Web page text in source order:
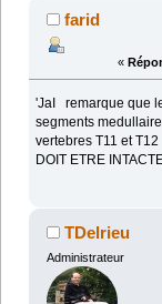
farid
«
'JaI remarque que
segments
vertebres T11 et
DOIT ETRE
TDelrieu
Administrateur